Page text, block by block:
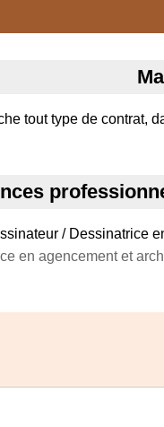
tout type de contrat,
/ Dessinatrice
en agencement et